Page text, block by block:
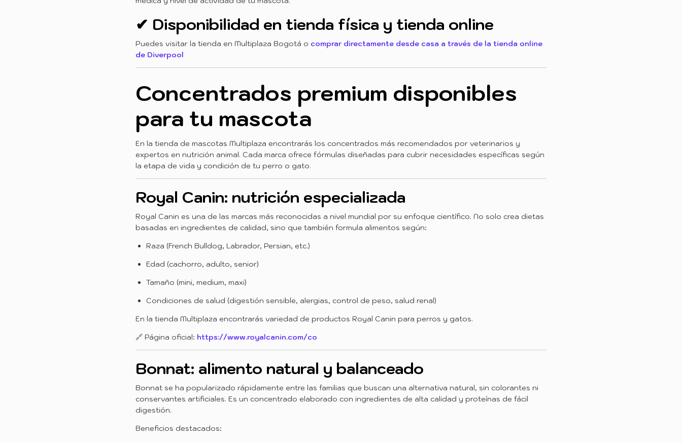
✔ Disponibilidad en tienda física y tienda online
Puedes visitar la tienda en Multiplaza Bogotá o comprar directamente desde casa a través de la tienda online
de Diverpool
Concentrados premium disponibles
para tu mascota
En la tienda de mascotas Multiplaza encontrarás los concentrados más recomendados por veterinarios y
expertos en nutrición animal. Cada marca ofrece fórmulas diseñadas para cubrir necesidades específicas según
la etapa de vida y condición de tu perro o gato.
Royal Canin: nutrición especializada
Royal Canin es una de las marcas más reconocidas a nivel mundial por su enfoque científico. No solo crea dietas
basadas en ingredientes de calidad, sino que también formula alimentos según:
Raza (French Bulldog, Labrador, Persian, etc.)
Edad (cachorro, adulto, senior)
Tamaño (mini, medium, maxi)
Condiciones de salud (digestión sensible, alergias, control de peso, salud renal)
En la tienda Multiplaza encontrarás variedad de productos Royal Canin para perros y gatos.
🔗 Página oficial: https://www.royalcanin.com/co
Bonnat: alimento natural y balanceado
Bonnat se ha popularizado rápidamente entre las familias que buscan una alternativa natural, sin colorantes ni
conservantes artificiales. Es un concentrado elaborado con ingredientes de alta calidad y proteínas de fácil
digestión.
Beneficios destacados: